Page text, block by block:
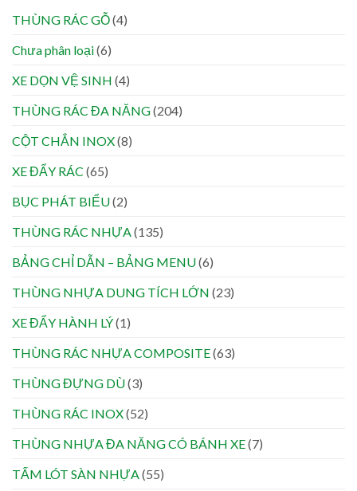
THÙNG RÁC GỖ(4)
Chưa phân loại(6)
XE DỌN VỆ SINH (4)
THÙNG RÁC ĐA NĂNG(204)
CỘT CHẮN INOX(8)
XE ĐẨY RÁC (65)
BỤC PHÁT BIỂU(2)
THÙNG RÁC NHỰA (135)
BẢNG CHỈ DẪN – BẢNG MENU(6)
THÙNG NHỰA DUNG TÍCH LỚN (23)
XE ĐẨY HÀNH LÝ(1)
THÙNG RÁC NHỰA COMPOSITE(63)
THÙNG ĐỰNG DÙ(3)
THÙNG RÁC INOX(52)
THÙNG NHỰA ĐA NĂNG CÓ BÁNH XE(7)
TẤM LÓT SÀN NHỰA (55)